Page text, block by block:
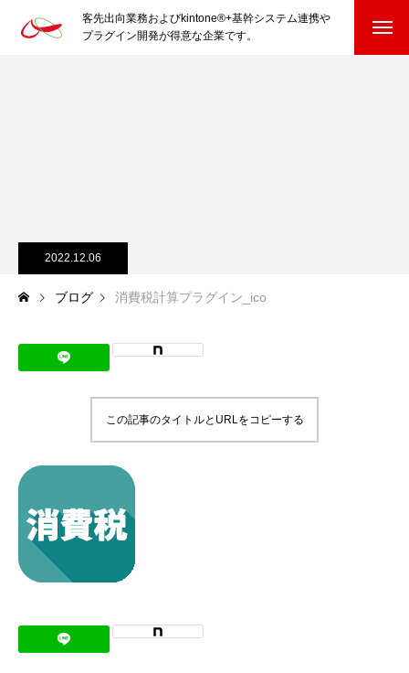
客先出向業務およびkintone®+基幹システム連携や
プラグイン開発が得意な企業です。
PluginAdaptiX Service Guide
HP/EC/Design/Logo
制作実績
COMPANY 会社を知る
会社概要
会社沿革
会社案内
BUSINESS
2022.12.06
ブログ 消費税計算プラグイン_ico
この記事のタイトルとURLをコピーする